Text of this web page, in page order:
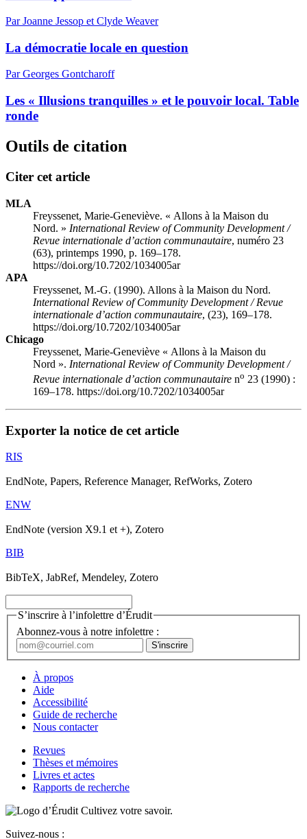
Par Joanne Jessop et Clyde Weaver
La démocratie locale en question
Par Georges Gontcharoff
Les « Illusions tranquilles » et le pouvoir local. Table
ronde
Outils de citation
Citer cet article
MLA
Freyssenet, Marie-Geneviève. « Allons à la Maison du
Nord. » International Review of Community Development /
Revue internationale d’action communautaire, numéro 23
(63), printemps 1990, p. 169–178.
https://doi.org/10.7202/1034005ar
APA
Freyssenet, M.-G. (1990). Allons à la Maison du Nord.
International Review of Community Development / Revue
internationale d’action communautaire, (23), 169–178.
https://doi.org/10.7202/1034005ar
Chicago
Freyssenet, Marie-Geneviève « Allons à la Maison du
Nord ». International Review of Community Development /
Revue internationale d’action communautaire no 23 (1990) :
169–178. https://doi.org/10.7202/1034005ar
Exporter la notice de cet article
RIS
EndNote, Papers, Reference Manager, RefWorks, Zotero
ENW
EndNote (version X9.1 et +), Zotero
BIB
BibTeX, JabRef, Mendeley, Zotero
S’inscrire à l’infolettre d’Érudit
Abonnez-vous à notre infolettre :
À propos
Aide
Accessibilité
Guide de recherche
Nous contacter
Revues
Thèses et mémoires
Livres et actes
Rapports de recherche
Cultivez votre savoir.
Suivez-nous :